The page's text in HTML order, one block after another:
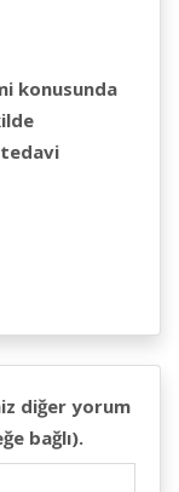
konusunda
tedavi
diğer yorum
bağlı).